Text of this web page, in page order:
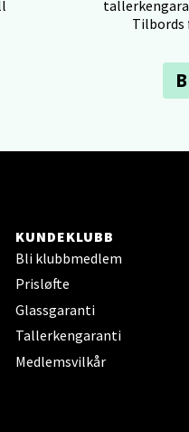
Tilbords
KUNDEKLUBB
Bli klubbmedlem
Prisløfte
Glassgaranti
Tallerkengaranti
Medlemsvilkår
Velg